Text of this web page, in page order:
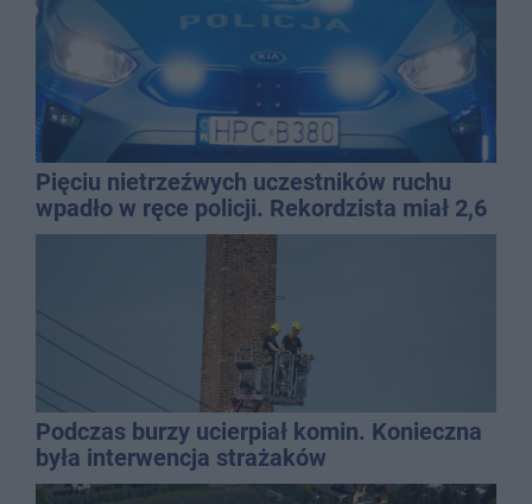
Pięciu nietrzeźwych uczestników ruchu
wpadło w ręce policji. Rekordzista miał 2,6
promila
Podczas burzy ucierpiał komin. Konieczna
była interwencja strażaków